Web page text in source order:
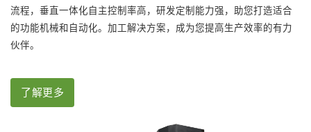
流程，垂直一体化自主控制率高，研发定制能力强，助您打造适合
的功能机械和自动化。加工解决方案，成为您提高生产效率的有力
伙伴。
了解更多